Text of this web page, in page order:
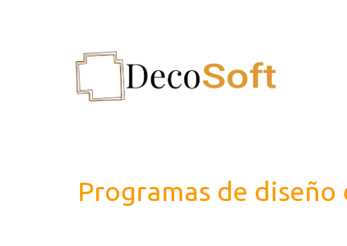
Programas de